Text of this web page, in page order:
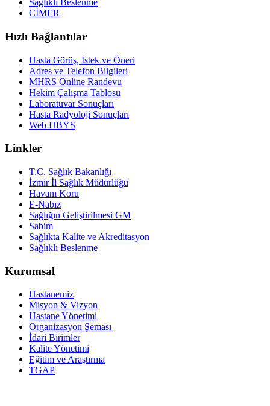
Sağlıklı Beslenme
CİMER
Hızlı Bağlantılar
Hasta Görüş, İstek ve Öneri
Adres ve Telefon Bilgileri
MHRS Online Randevu
Hekim Çalışma Tablosu
Laboratuvar Sonuçları
Hasta Radyoloji Sonuçları
Web HBYS
Linkler
T.C. Sağlık Bakanlığı
İzmir İl Sağlık Müdürlüğü
Havanı Koru
E-Nabız
Sağlığın Geliştirilmesi GM
Sabim
Sağlıkta Kalite ve Akreditasyon
Sağlıklı Beslenme
Kurumsal
Hastanemiz
Misyon & Vizyon
Hastane Yönetimi
Organizasyon Şeması
İdari Birimler
Kalite Yönetimi
Eğitim ve Araştırma
TGAP